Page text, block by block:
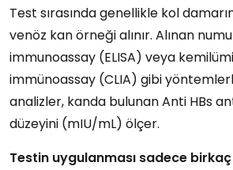
Test sırasında genellikle kol
venöz kan örneğialınır. Alınan
immunoassay (ELISA) veya
immünoassay (CLIA) gibi
analizler, kanda bulunanAnti HBs
düzeyini (mIU/mL) ölçer.
Testin uygulanması sadece